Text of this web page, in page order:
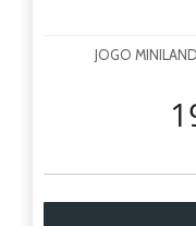
JOGO